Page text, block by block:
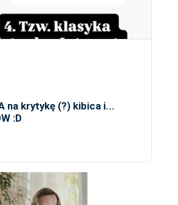
na krytykę (?) kibica i...
:D